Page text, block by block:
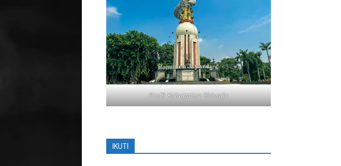
Profil Kabupaten Sidoarjo
IKUTI